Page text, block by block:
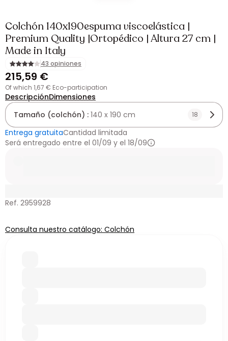
Colchón 140x190espuma viscoelástica |
Premium Quality |Ortopédico | Altura 27 cm |
Made in Italy
43 opiniones
215,59 €
of which 1,67 € Eco-participation
DescripciónDimensiones
Tamaño (colchón) : 140 x 190 cm 18
Entrega gratuitaCantidad limitada
Será entregado entre el 01/09 y el 18/09
Ref. 2959928
Consulta nuestro catálogo: Colchón